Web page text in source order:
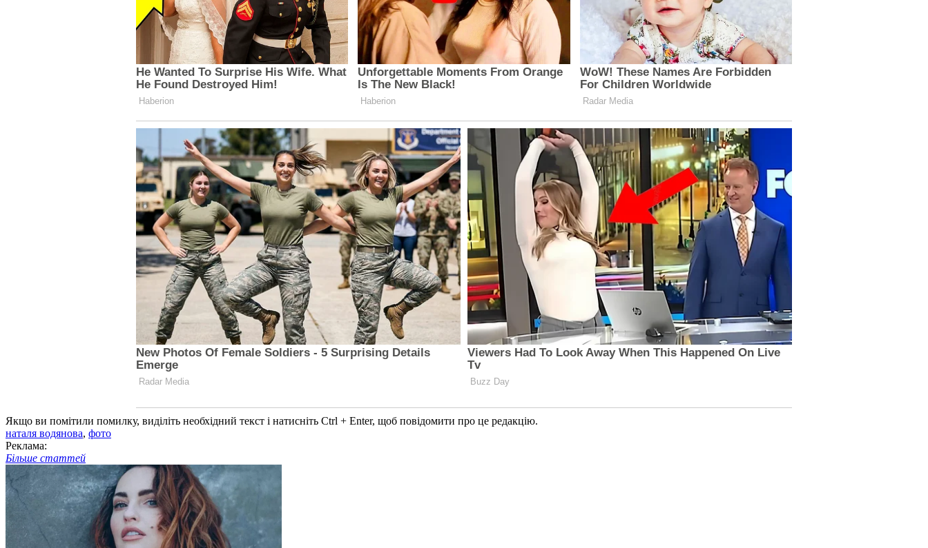
Якщо ви помітили помилку, виділіть необхідний текст і натисніть Ctrl + Enter, щоб повідомити про це редакцію.
наталя водянова, фото
Реклама:
Більше статтей